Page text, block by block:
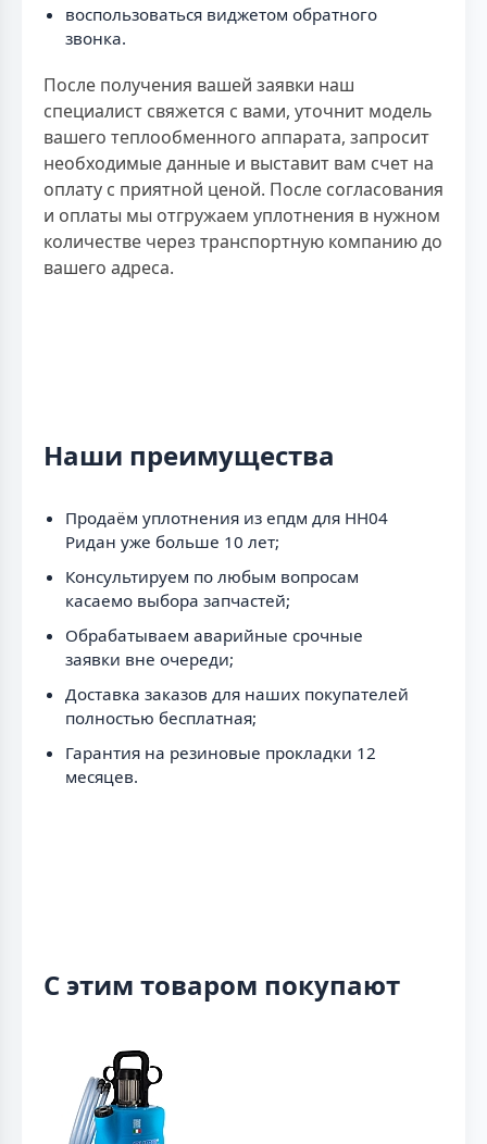
воспользоваться виджетом обратного
звонка.
После получения вашей заявки наш
специалист свяжется с вами, уточнит модель
вашего теплообменного аппарата, запросит
необходимые данные и выставит вам счет на
оплату с приятной ценой. После согласования
и оплаты мы отгружаем уплотнения в нужном
количестве через транспортную компанию до
вашего адреса.
Наши преимущества
Продаём уплотнения из епдм для НН04
Ридан уже больше 10 лет;
Консультируем по любым вопросам
касаемо выбора запчастей;
Обрабатываем аварийные срочные
заявки вне очереди;
Доставка заказов для наших покупателей
полностью бесплатная;
Гарантия на резиновые прокладки 12
месяцев.
С этим товаром покупают